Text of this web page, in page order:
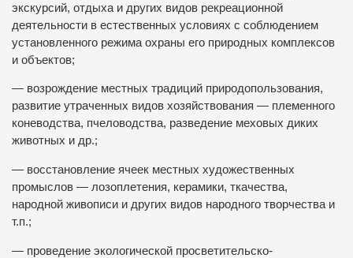
экскурсий, отдыха и других видов рекреационной
деятельности в естественных условиях с соблюдением
установленного режима охраны его природных комплексов
и объектов;
— возрождение местных традиций природопользования,
развитие утраченных видов хозяйствования — племенного
коневодства, пчеловодства, разведение меховых диких
животных и др.;
— восстановление ячеек местных художественных
промыслов — лозоплетения, керамики, ткачества,
народной живописи и других видов народного творчества и
т.п.;
— проведение экологической просветительско-